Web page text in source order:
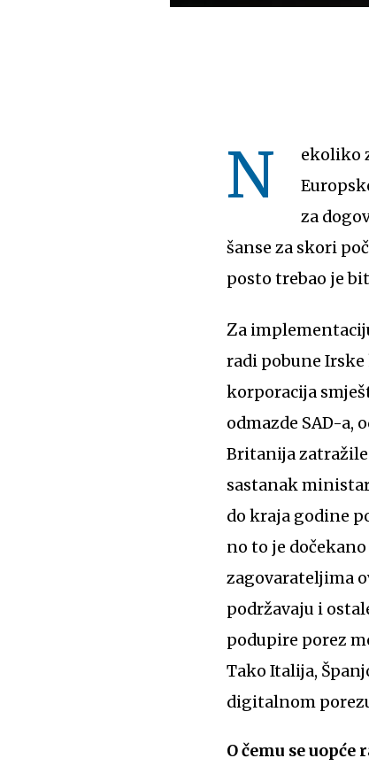
N
ekoliko
za
šanse za skori
posto trebao je
Za implementaciju ovog poreza potreban je konsenzus 28 članica EU, koji zasad ne postoji
radi pobune
korporacija
odmazde SAD-a,
Britanija zatražile
sastanak
do kraja godine
no to je
zagovarateljima
podržavaju i
podupire porez
Tako Italija,
digitalnom
O čemu se uopće